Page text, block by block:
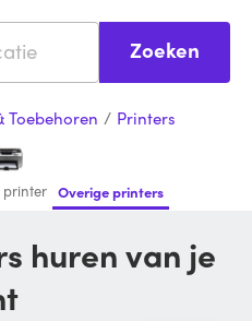
Zoeken
Toebehoren / Printers
printer Overige printers